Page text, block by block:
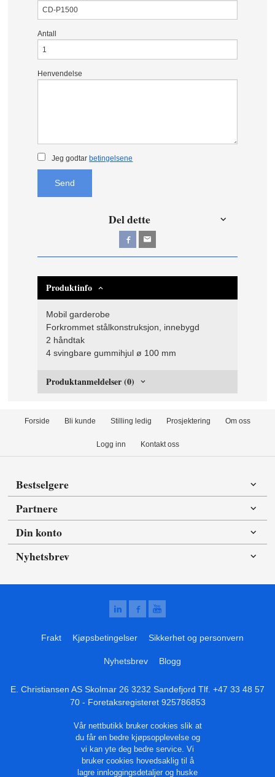
Antall
Henvendelse
Jeg godtarbetingelsene
Send
Del dette
Produktinfo
Mobil garderobe
Forkrommet stålkonstruksjon, innebygd
2 håndtak
4 svingbare gummihjul ø 100 mm
Produktanmeldelser (0)
Forside Bli kunde Stilling ledig Prosjektering Om oss
Logg inn Kontakt oss
Bestselgere
Partnere
Din konto
Nyhetsbrev
Frakt Kjøpsbetingelser Sikkerhet og personvern
Nyhetsbrev Blogg
E. Christiansen AS Skolmar 26 3232 Sandefjord Tlf. +47 33 48 57
70- Foretaksregisteret 925786853
Vår nettbutikk bruker cookies slik at
du får en bedre kjøpsopplevelse og
vi kan yte deg bedre service. Vi
bruker cookies hovedsaklig til å
lagre innloggingsdetaljer og huske